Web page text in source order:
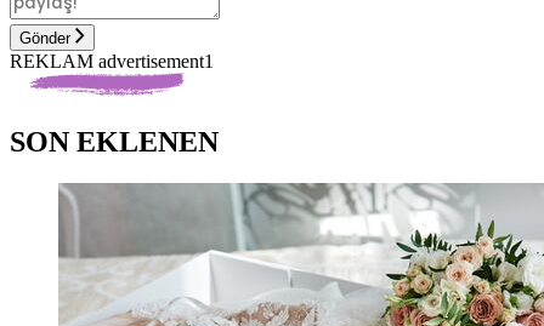
Gönder
REKLAM advertisement1
SON EKLENEN